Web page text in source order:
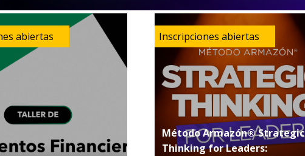
Método Armazón® Strategic
Thinking for Leaders: